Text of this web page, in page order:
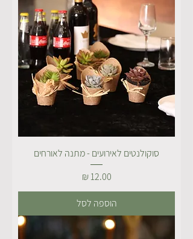
סוקולנטים לאירועים - מתנה לאורחים
מחיר
הוספה לסל